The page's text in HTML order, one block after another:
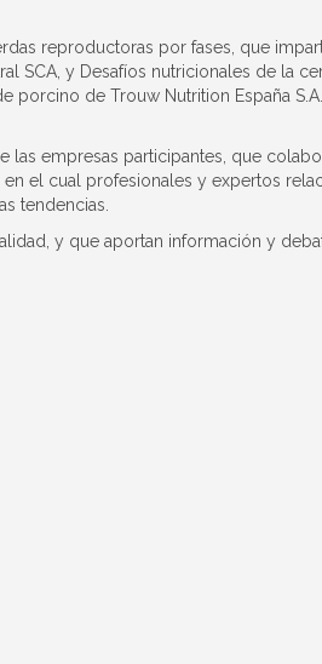
reproductoras por fases, que
SCA, y Desafíos nutricionales de la
de Trouw Nutrition España
las empresas participantes, que
el cual profesionales y expertos
tendencias.
y que aportan información y